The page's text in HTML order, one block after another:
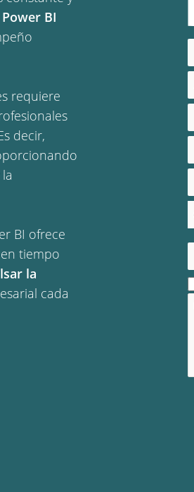
Power BI
requiere
decir,
BI ofrece
tiempo
la
cada